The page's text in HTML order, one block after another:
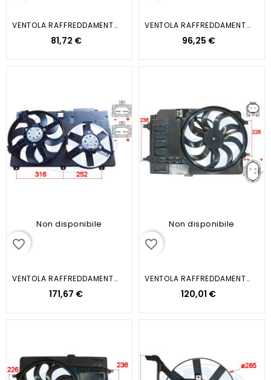
VENTOLA RAFFREDDAMENTO MOTORE...
81,72 €
VENTOLA RAFFREDDAMENTO MOTORE...
96,25 €
Non disponibile
favorite_border
VENTOLA RAFFREDDAMENTO MOTORE
171,67 €
Non disponibile
favorite_border
VENTOLA RAFFREDDAMENTO MOTORE
120,01 €